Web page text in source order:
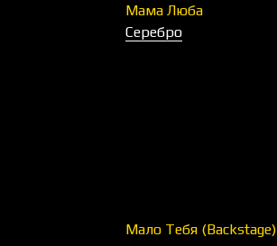
Мама Люба
Серебро
Мало Тебя (Backstage)